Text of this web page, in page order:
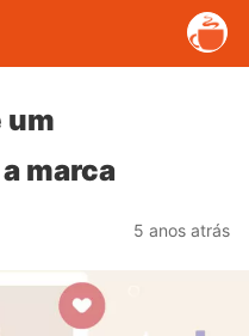
um
marca
5 anos atrás